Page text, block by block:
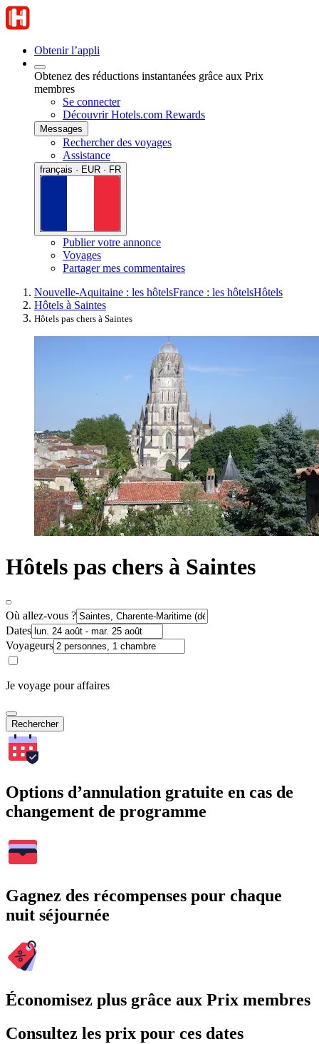
Obtenir l’appli
Obtenez des réductions instantanées grâce aux Prix
membres
Se connecter
Découvrir Hotels.com Rewards
Messages
Rechercher des voyages
Assistance
français · EUR · FR
Publier votre annonce
Voyages
Partager mes commentaires
Nouvelle-Aquitaine : les hôtelsFrance : les hôtelsHôtels
Hôtels à Saintes
Hôtels pas chers à Saintes
Hôtels pas chers à Saintes
Où allez-vous ?
Dates
Voyageurs
Je voyage pour affaires
Rechercher
Options d’annulation gratuite en cas de
changement de programme
Gagnez des récompenses pour chaque
nuit séjournée
Économisez plus grâce aux Prix membres
Consultez les prix pour ces dates